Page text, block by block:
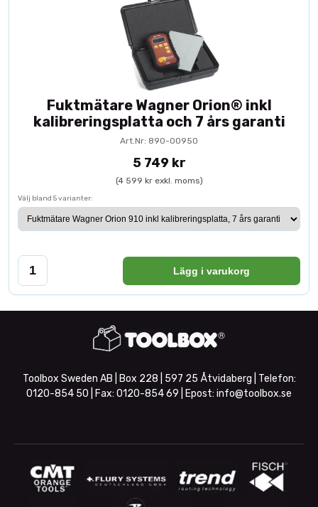
Fuktmätare Wagner Orion® inkl
kalibreringsplatta och 7 års garanti
Art.Nr: 890-00950
5 749 kr
(4 599 kr exkl. moms)
Välj bland 5 varianter:
Lägg i varukorg
Toolbox Sweden AB | Box 228 | 597 25 Åtvidaberg | Telefon:
0120-854 50 | Fax: 0120-854 69 | Epost: info@toolbox.se